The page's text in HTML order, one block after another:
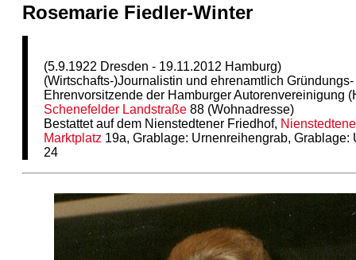
Rosemarie Fiedler-Winter
(5.9.1922 Dresden - 19.11.2012 Hamburg)
(Wirtschafts-)Journalistin und ehrenamtlich
Ehrenvorsitzende der Hamburger Autorenvereinigung
Schenefelder Landstraße 88 (Wohnadresse)
Bestattet auf dem Nienstedtener Friedhof,
Marktplatz 19a, Grablage: Urnenreihengrab, Grablage:
24